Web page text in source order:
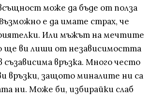
може да бъде от полза
е да имате страх, че
Или мъжът на мечтите
ще ви лиши от независимостта
съзависима връзка. Много често
връзки, защото миналите ни са
ни. Може би, избирайки слаб